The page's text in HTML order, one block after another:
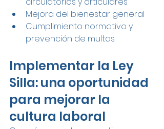
Mejora del bienestar general
Cumplimiento normativo y
prevención de multas
Implementar la Ley
Silla: una oportunidad
para mejorar la
cultura laboral